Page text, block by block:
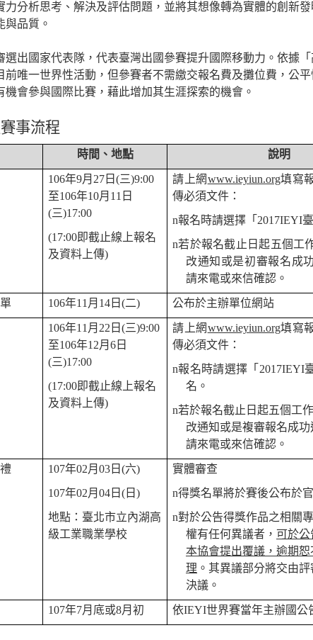
力分析思考、解決及評估問題，並將其想像轉為實體的創新
與品質。
選出國家代表隊，代表臺灣出國參賽提升國際移動力。依據
前唯一世界性活動，但參賽者不需繳交報名費及攤位費，公
機會參與國際比賽，藉此增加其生涯探索的機會。
事流程
時間、地點 說明
106年9月 27 日(三)9:00
至106年10月 11 日
(三)17:00
(17:00即截止線上報名
及資料上傳)
請上網www.ieyiun.org填寫
傳必須文件：
n報名時請選擇「 2017IEYI
n若於報名截止日起五個工
改通知或是初審報名成
請來電或來信確認。
106年11 月 14 日(二) 公布於主辦單位網站
106年11 月 22 日(三)9:00
至106年12月6 日
(三)17:00
(17:00即截止線上報名
及資料上傳)
請上網www.ieyiun.org填寫
傳必須文件：
n報名時請選擇「 2017IEYI
名。
n若於報名截止日起五個工
改通知或是複審報名成功
請來電或來信確認。
107年02月03 日(六)
107年02月04 日( 日)
地點：臺北市立內湖高
級工業職業學校
實體審查
n得獎名單將於賽後公布於
n對於公告得獎作品之相關
權有任何異議者， 可於公
本協會提出覆議，逾期
理 。其異議部分將交由
決議。
107年7月底或8月初 依IEYI世界賽當年主辦國公